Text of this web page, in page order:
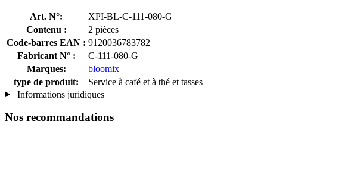
Art. N°:
XPI-BL-C-111-080-G
Contenu :
2 pièces
Code-barres EAN : 9120036783782
Fabricant N° :
C-111-080-G
Marques:
bloomix
type de produit:
Service à café et à thé et tasses
Informations juridiques
Nos recommandations